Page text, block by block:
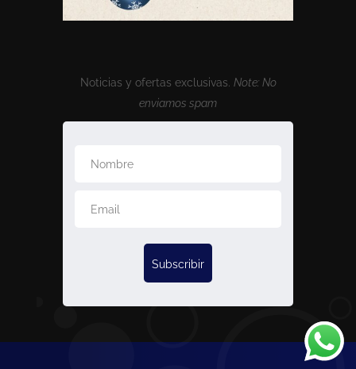
Noticias y ofertas exclusivas. Note: No
enviamos spam